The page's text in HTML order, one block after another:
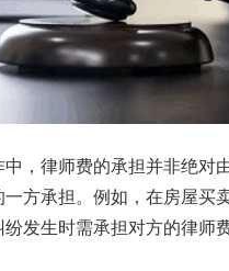
，律师费的承担并非绝对
方承担。例如，在房屋买
发生时需承担对方的律师